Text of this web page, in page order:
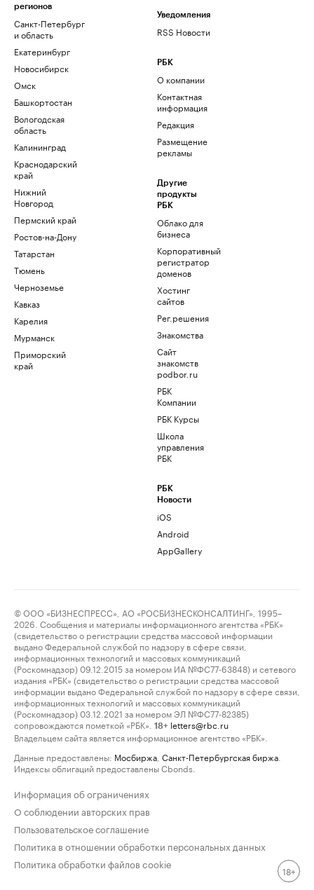
регионов
Санкт-Петербург
и область
Екатеринбург
Новосибирск
Омск
Башкортостан
Вологодская
область
Калининград
Краснодарский
край
Нижний
Новгород
Пермский край
Ростов-на-Дону
Татарстан
Тюмень
Черноземье
Кавказ
Карелия
Мурманск
Приморский
край
Уведомления
RSS Новости
РБК
О компании
Контактная
информация
Редакция
Размещение
рекламы
Другие
продукты
РБК
Облако для
бизнеса
Корпоративный
регистратор
доменов
Хостинг
сайтов
Рег.решения
Знакомства
Сайт
знакомств
podbor.ru
РБК
Компании
РБК Курсы
Школа
управления
РБК
РБК
Новости
iOS
Android
AppGallery
© ООО «БИЗНЕСПРЕСС», АО «РОСБИЗНЕСКОНСАЛТИНГ», 1995–
2026. Сообщения и материалы информационного агентства «РБК»
(свидетельство о регистрации средства массовой информации
выдано Федеральной службой по надзору в сфере связи,
информационных технологий и массовых коммуникаций
(Роскомнадзор) 09.12.2015 за номером ИА №ФС77-63848) и сетевого
издания «РБК» (свидетельство о регистрации средства массовой
информации выдано Федеральной службой по надзору в сфере связи,
информационных технологий и массовых коммуникаций
(Роскомнадзор) 03.12.2021 за номером ЭЛ №ФС77-82385)
сопровождаются пометкой «РБК».
18+ letters@rbc.ru
Владельцем сайта является информационное агентство «РБК».
Данные предоставлены: Мосбиржа Санкт-Петербургская биржа
Индексы облигаций предоставлены Cbonds.
Информация об ограничениях
О соблюдении авторских прав
Пользовательское соглашение
Политика в отношении обработки персональных данных
Политика обработки файлов cookie
18+